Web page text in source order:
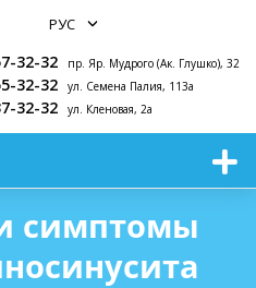
32-32 пр. Яр. Мудрого (Ак. Глушко), 32
32-32 ул. Семена Палия, 113а
32-32 ул. Кленовая, 2а
симптомы